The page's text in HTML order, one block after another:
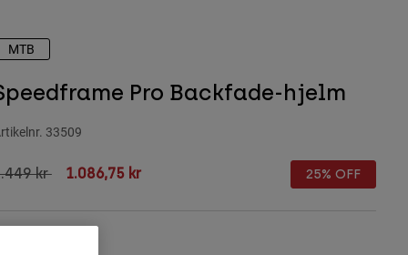
MTB
Pro Backfade-hjelm
33509
reduced from
krto1.086,75 kr 25% OFF